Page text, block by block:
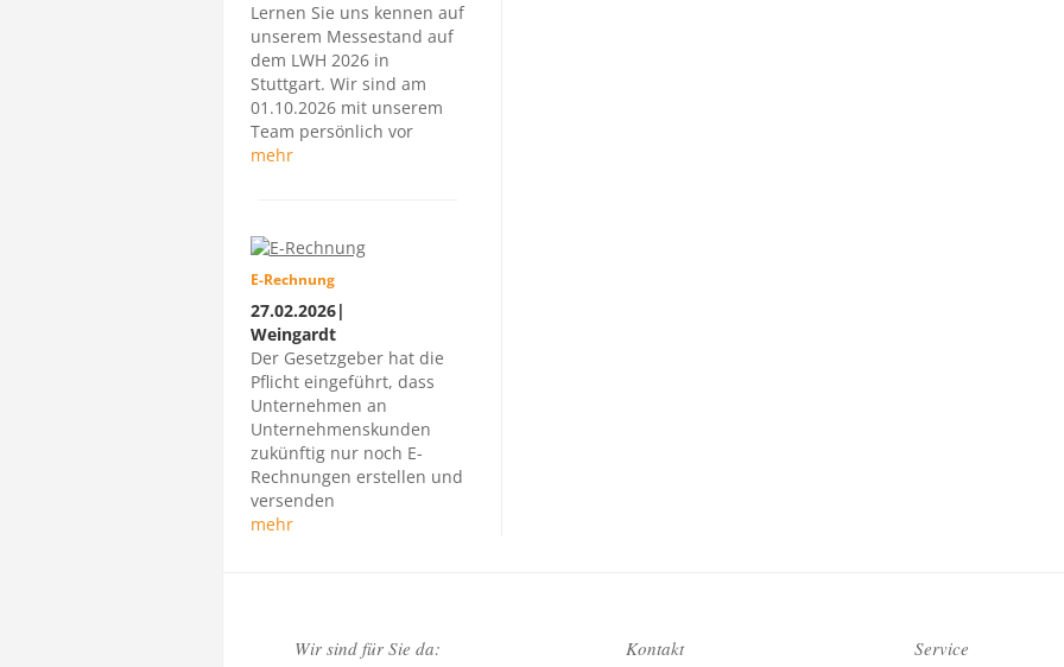
Lernen Sie uns kennen auf
unserem Messestand auf
dem LWH 2026 in
Stuttgart. Wir sind am
01.10.2026 mit unserem
Team persönlich vor
mehr
E-Rechnung
27.02.2026|
Weingardt
Der Gesetzgeber hat die
Pflicht eingeführt, dass
Unternehmen an
Unternehmenskunden
zukünftig nur noch E-
Rechnungen erstellen und
versenden
mehr
Wir sind für Sie da: Kontakt Service